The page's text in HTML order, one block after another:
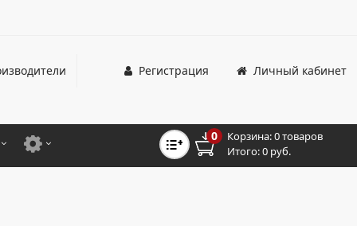
Личный кабинет
Регистрация
0 Корзина:0 товаров
Итого:0 руб.